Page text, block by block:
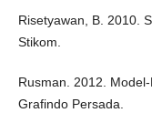
Risetyawan, B. 2010.
Stikom.
Rusman. 2012.
Grafindo Persada.